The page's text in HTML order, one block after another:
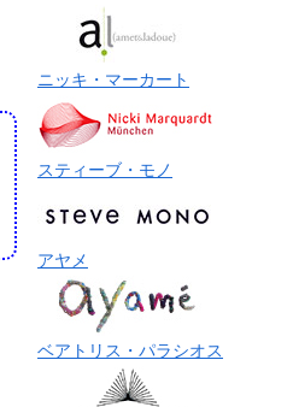
ニッキ・マーカート
スティーブ・モノ
アヤメ
ベアトリス・パラシオス